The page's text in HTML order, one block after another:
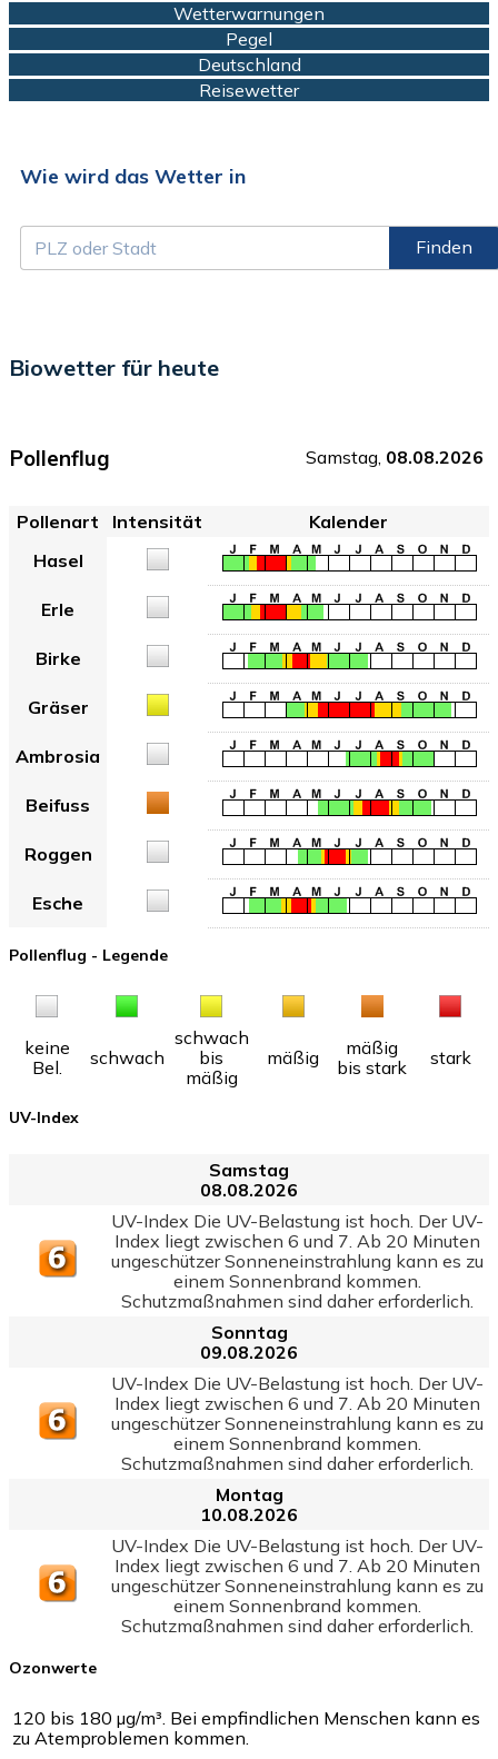
Wetterwarnungen
Pegel
Deutschland
Reisewetter
Wie wird das Wetter in
Finden
Biowetter für heute
Pollenflug Samstag, 08.08.2026
Pollenart Intensität
Kalender
Hasel
Erle
Birke
Gräser
Ambrosia
Beifuss
Roggen
Esche
Pollenflug - Legende
keine
Bel.
schwach
schwach
bis
mäßig
mäßig
mäßig
bis stark
stark
UV-Index
Samstag
08.08.2026
UV-Index Die UV-Belastung ist hoch. Der UV-
Index liegt zwischen 6 und 7. Ab 20 Minuten
ungeschützer Sonneneinstrahlung kann es zu
einem Sonnenbrand kommen.
Schutzmaßnahmen sind daher erforderlich.
Sonntag
09.08.2026
UV-Index Die UV-Belastung ist hoch. Der UV-
Index liegt zwischen 6 und 7. Ab 20 Minuten
ungeschützer Sonneneinstrahlung kann es zu
einem Sonnenbrand kommen.
Schutzmaßnahmen sind daher erforderlich.
Montag
10.08.2026
UV-Index Die UV-Belastung ist hoch. Der UV-
Index liegt zwischen 6 und 7. Ab 20 Minuten
ungeschützer Sonneneinstrahlung kann es zu
einem Sonnenbrand kommen.
Schutzmaßnahmen sind daher erforderlich.
Ozonwerte
120 bis 180 µg/m³. Bei empfindlichen Menschen kann es
zu Atemproblemen kommen.